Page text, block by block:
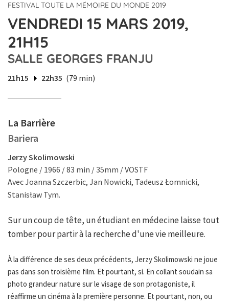
FESTIVAL TOUTE LA MÉMOIRE DU MONDE 2019
VENDREDI 15 MARS 2019,
21H15
SALLE GEORGES FRANJU
21h15 22h35 (79 min)
La Barrière
Bariera
Jerzy Skolimowski
Pologne / 1966 / 83 min / 35mm / VOSTF
Avec Joanna Szczerbic, Jan Nowicki, Tadeusz Łomnicki,
Stanisław Tym.
Sur un coup de tête, un étudiant en médecine laisse tout
tomber pour partir à la recherche d'une vie meilleure.
À la différence de ses deux précédents, Jerzy Skolimowski ne joue
pas dans son troisième film. Et pourtant, si. En collant soudain sa
photo grandeur nature sur le visage de son protagoniste, il
réaffirme un cinéma à la première personne. Et pourtant, non, ou